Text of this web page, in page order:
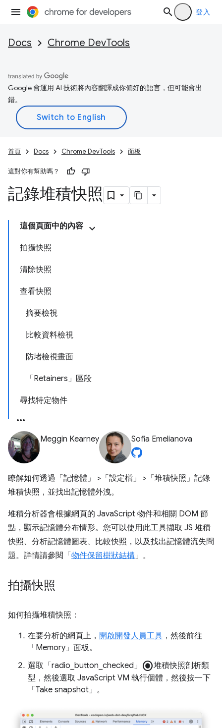
登入
Docs Chrome DevTools
Google 會運用 AI 技術將內容翻譯成你偏好的語言，但可能會出
錯。
首頁 Docs Chrome DevTools 面板
這對你有幫助嗎？
記錄堆積快照
這個頁面中的內容
拍攝快照
清除快照
查看快照
摘要檢視
比較資料檢視
防堵檢視畫面
「Retainers」區段
尋找特定物件
Meggin Kearney Sofia Emelianova
瞭解如何透過「記憶體」 >「設定檔」 >「堆積快照」 記錄
堆積快照，並找出記憶體外洩。
堆積分析器會根據網頁的 JavaScript 物件和相關 DOM 節
點，顯示記憶體分布情形。您可以使用此工具擷取 JS 堆積
快照、分析記憶體圖表、比較快照，以及找出記憶體流失問
題。詳情請參閱「 物件保留樹狀結構」。
拍攝快照
如何拍攝堆積快照：
在要分析的網頁上， 開啟開發人員工具 ，然後前往
「Memory」 面板。
選取「radio_button_checked」 radio_button_checked堆積快照剖析類
型，然後選取 JavaScript VM 執行個體，然後按一下
「Take snapshot」 。